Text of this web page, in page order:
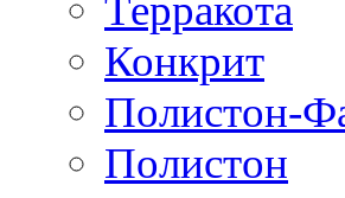
Терракота
Конкрит
Полистон-
Полистон